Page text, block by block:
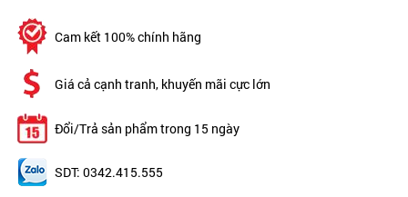
Cam kết 100% chính hãng
Giá cả cạnh tranh, khuyến mãi cực lớn
Đổi/Trả sản phẩm trong 15 ngày
SDT: 0342.415.555